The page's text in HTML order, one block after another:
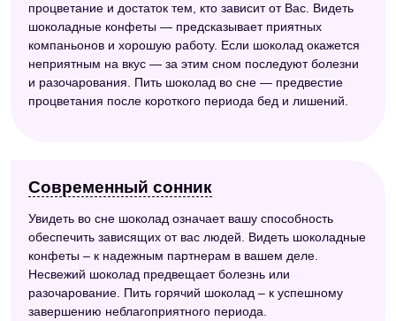
процветание и достаток тем, кто зависит от Вас. Видеть
шоколадные конфеты — предсказывает приятных
компаньонов и хорошую работу. Если шоколад окажется
неприятным на вкус — за этим сном последуют болезни
и разочарования. Пить шоколад во сне — предвестие
процветания после короткого периода бед и лишений.
Современный сонник
Увидеть во сне шоколад означает вашу способность
обеспечить зависящих от вас людей. Видеть шоколадные
конфеты – к надежным партнерам в вашем деле.
Несвежий шоколад предвещает болезнь или
разочарование. Пить горячий шоколад – к успешному
завершению неблагоприятного периода.